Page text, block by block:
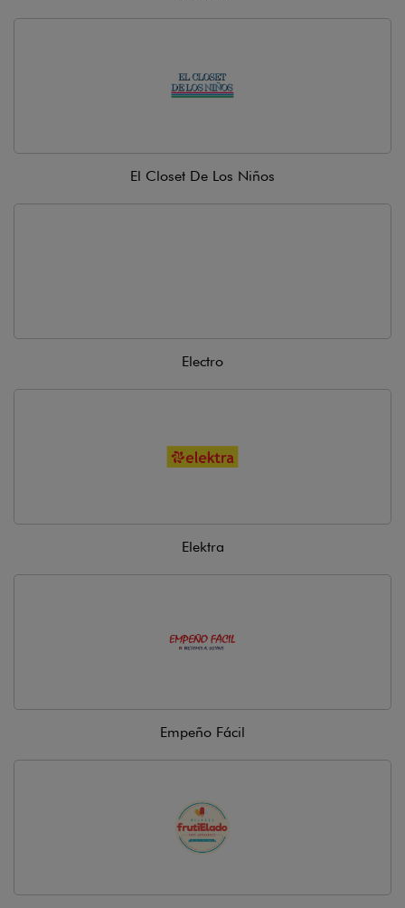
El Closet De Los Niños
Electro
Elektra
Empeño Fácil